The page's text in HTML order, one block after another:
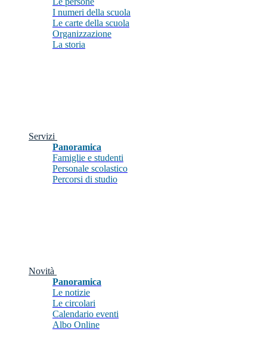
I numeri della scuola
Le carte della scuola
Organizzazione
La storia
Servizi
Panoramica
Famiglie e studenti
Personale scolastico
Percorsi di studio
Novità
Panoramica
Le notizie
Le circolari
Calendario eventi
Albo Online